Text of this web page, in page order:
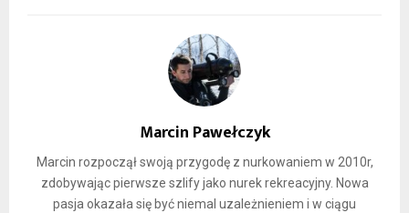
Marcin Pawełczyk
Marcin rozpoczął swoją przygodę z nurkowaniem w 2010r,
zdobywając pierwsze szlify jako nurek rekreacyjny. Nowa
pasja okazała się być niemal uzależnieniem i w ciągu